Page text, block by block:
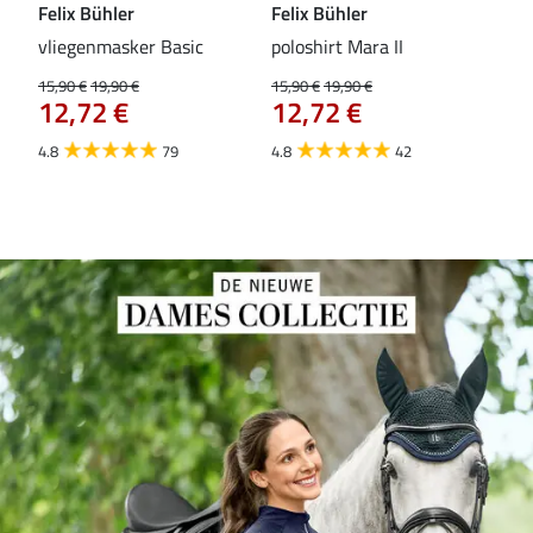
Felix Bühler
vliegenmasker Basic
15,90 €19,90 €
12,72 €
4.8 79
Felix Bühler
poloshirt Mara II
15,90 €19,90 €
12,72 €
4.8 42